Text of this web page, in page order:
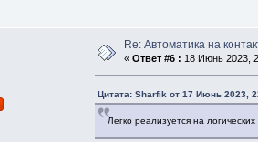
Re: Автоматика на
« Ответ #6 : 18 Июнь 2023,
Цитата: Sharfik от 17 Июнь 2023,
Легко реализуется на